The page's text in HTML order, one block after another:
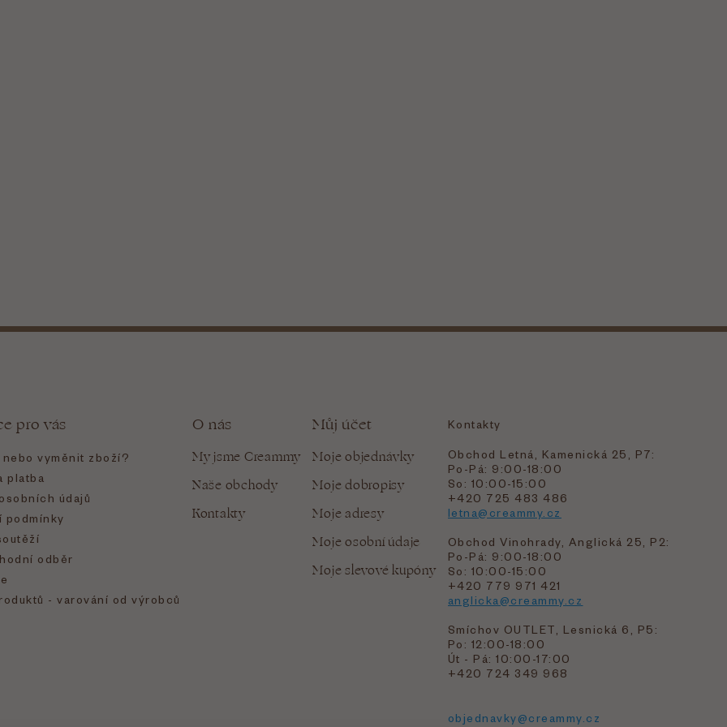
pro vás
vyměnit zboží?
platba
údajů
podmínky
odběr
- varování od výrobců
O nás
My jsme Creammy
Naše obchody
Kontakty
Můj účet
Moje objednávky
Moje dobropisy
Moje adresy
Moje osobní údaje
Moje slevové kupóny
Kontakty
Obchod Letná, Kamenická 25, P7:
Po-Pá: 9:00-18:00
So: 10:00-15:00
+420 725 483 486
letna@creammy.cz
Obchod Vinohrady, Anglická 25, P2:
Po-Pá: 9:00-18:00
So: 10:00-15:00
+420 779 971 421
anglicka@creammy.cz
Smíchov OUTLET, Lesnická 6, P5:
Po: 12:00-18:00
Út - Pá: 10:00-17:00
+420 724 349 968
objednavky@creammy.cz